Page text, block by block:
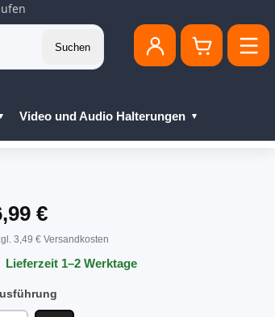
Suchen
Video und Audio Halterungen
€
3,49 € Versandkosten
Lieferzeit 1–2 Werktage
Ausführung